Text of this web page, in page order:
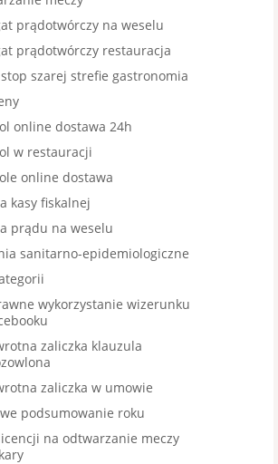
prądotwórczy na weselu
prądotwórczy restauracja
szarej strefie gastronomia
online dostawa 24h
w restauracji
online dostawa
kasy fiskalnej
prądu na weselu
sanitarno-epidemiologiczne
wykorzystanie wizerunku
zaliczka klauzula
zaliczka w umowie
podsumowanie roku
na odtwarzanie meczy